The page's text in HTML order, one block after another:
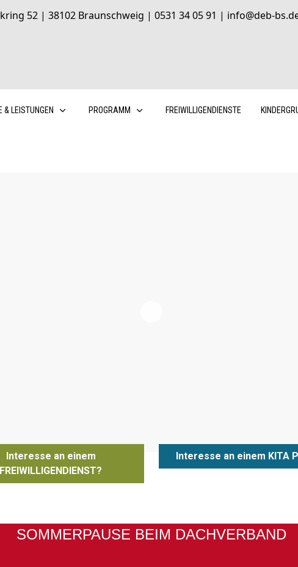
52 | 38102 Braunschweig | 0531 34 05 91 | info@deb-
& LEISTUNGEN PROGRAMM FREIWILLIGENDIENSTE
Interesse an einem
FREIWILLIGENDIENST?
Interesse an einem KITA
SOMMERPAUSE BEIM DACHVERBAND